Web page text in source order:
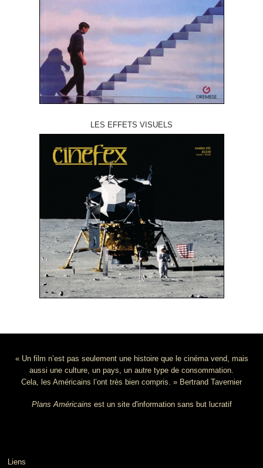
LES EFFETS VISUELS
« Un film n’est pas seulement une histoire que le cinéma vend, mais
aussi une culture, un pays, un autre type de consommation.
Cela, les Américains l’ont très bien compris. » Bertrand Tavernier
Plans Américains est un site d'information sans but lucratif
Liens